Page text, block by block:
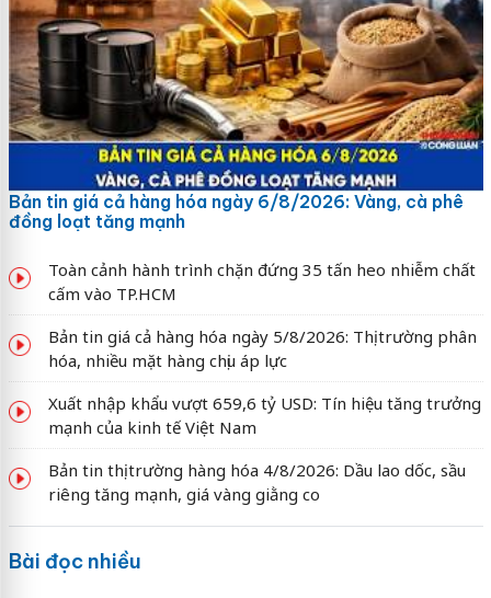
Bản tin giá cả hàng hóa ngày 6/8/2026: Vàng, cà phê
đồng loạt tăng mạnh
Toàn cảnh hành trình chặn đứng 35 tấn heo nhiễm chất
cấm vào TP.HCM
Bản tin giá cả hàng hóa ngày 5/8/2026: Thị trường phân
hóa, nhiều mặt hàng chịu áp lực
Xuất nhập khẩu vượt 659,6 tỷ USD: Tín hiệu tăng trưởng
mạnh của kinh tế Việt Nam
Bản tin thị trường hàng hóa 4/8/2026: Dầu lao dốc, sầu
riêng tăng mạnh, giá vàng giằng co
Bài đọc nhiều